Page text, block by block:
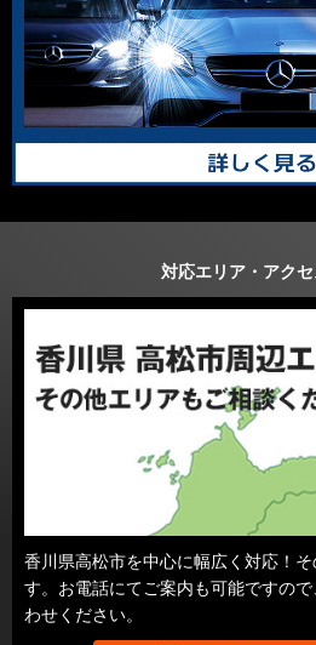
対応エリア・アク
香川県高松市を中心に幅広く対応！
す。お電話にてご案内も可能ですの
わせください。